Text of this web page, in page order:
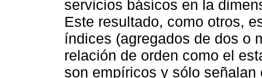
servicios básicos en la
Este resultado, como otros,
índices (agregados de dos o
relación de orden como el
son empíricos y sólo